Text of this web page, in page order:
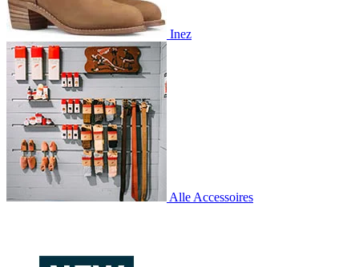
Inez
Alle Accessoires